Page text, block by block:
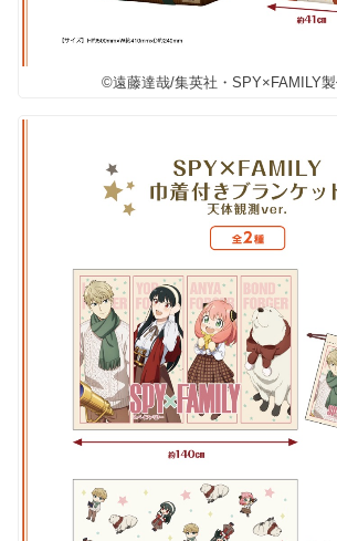
©遠藤達哉/集英社・SPY×FAMILY